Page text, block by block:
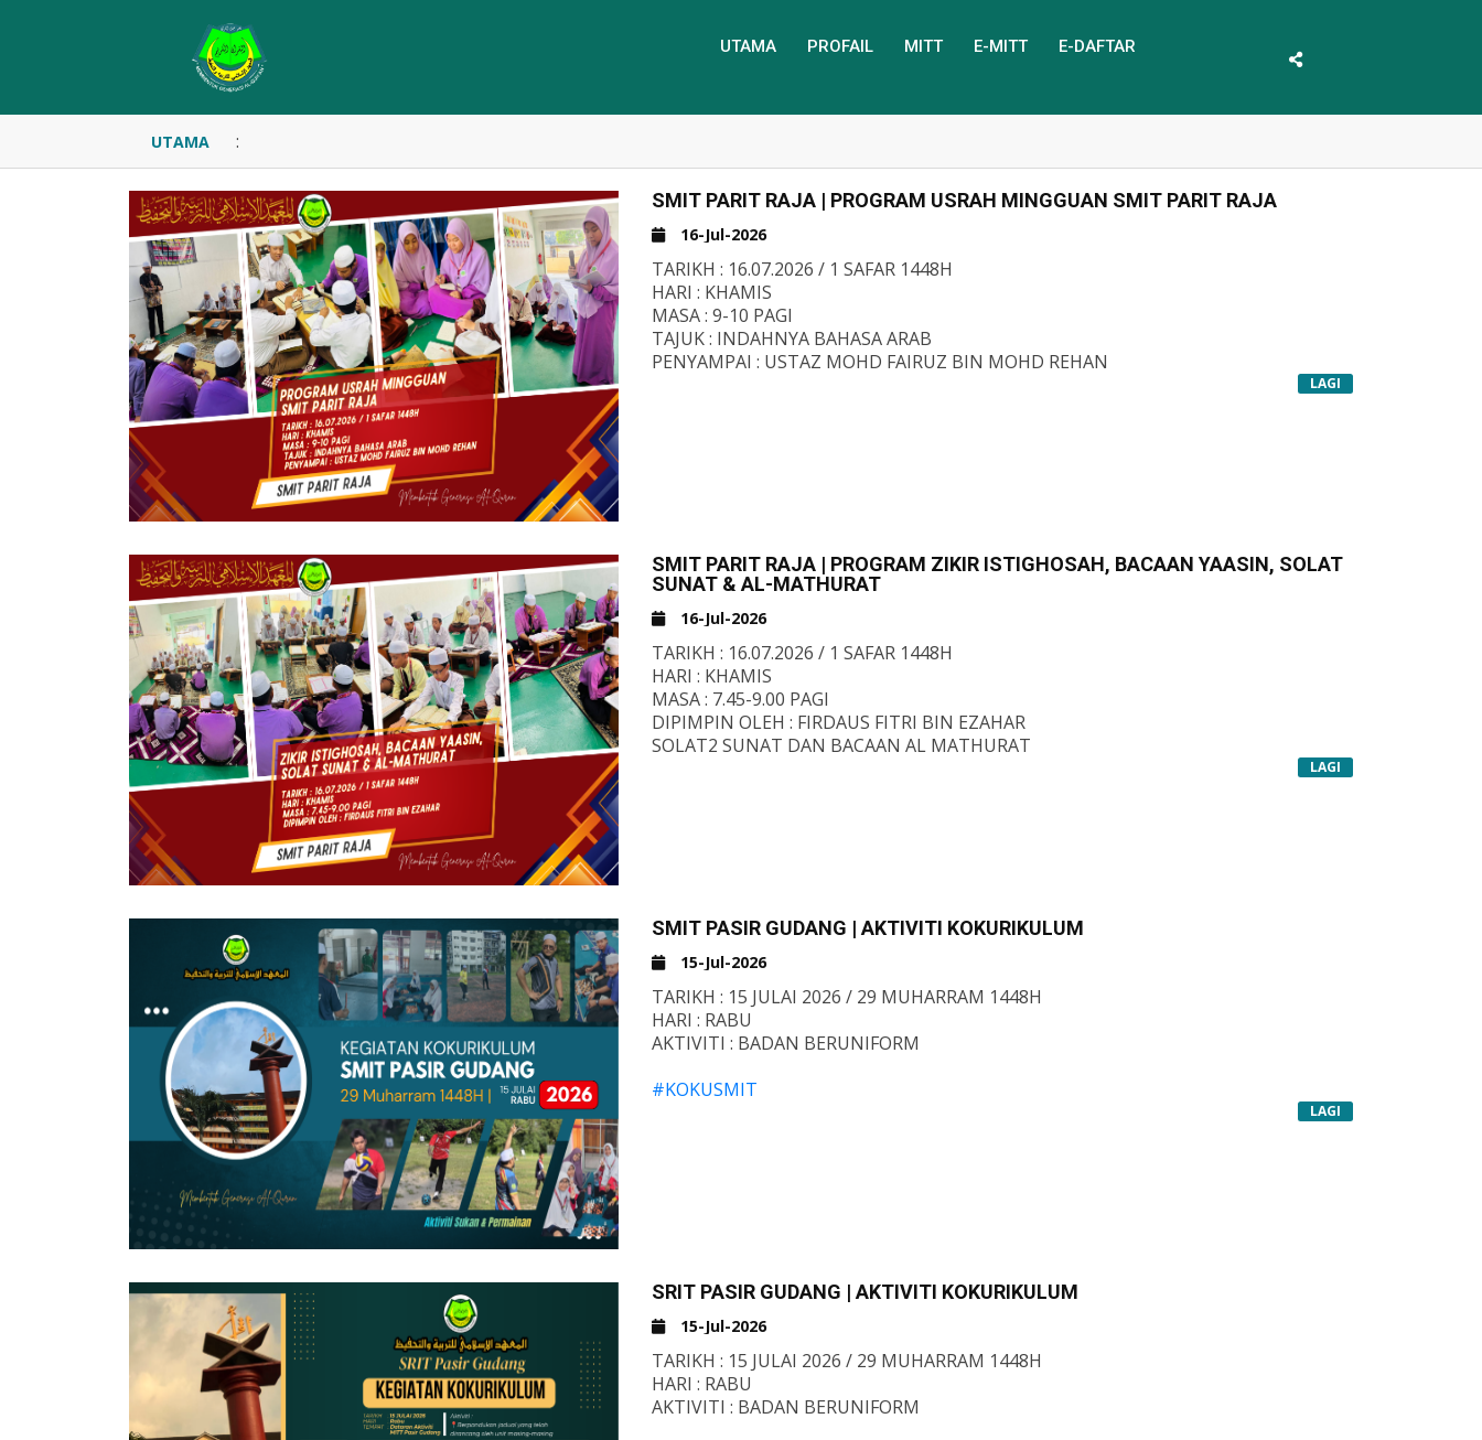
UTAMA PROFAIL MITT E-MITT E-DAFTAR
UTAMA :
SMIT PARIT RAJA | PROGRAM USRAH MINGGUAN SMIT PARIT RAJA
16-Jul-2026
TARIKH : 16.07.2026 / 1 SAFAR 1448H
HARI : KHAMIS
MASA : 9-10 PAGI
TAJUK : INDAHNYA BAHASA ARAB
PENYAMPAI : USTAZ MOHD FAIRUZ BIN MOHD REHAN
LAGI
SMIT PARIT RAJA | PROGRAM ZIKIR ISTIGHOSAH, BACAAN YAASIN, SOLAT
SUNAT & AL-MATHURAT
16-Jul-2026
TARIKH : 16.07.2026 / 1 SAFAR 1448H
HARI : KHAMIS
MASA : 7.45-9.00 PAGI
DIPIMPIN OLEH : FIRDAUS FITRI BIN EZAHAR
SOLAT2 SUNAT DAN BACAAN AL MATHURAT
LAGI
SMIT PASIR GUDANG | AKTIVITI KOKURIKULUM
15-Jul-2026
TARIKH : 15 JULAI 2026 / 29 MUHARRAM 1448H
HARI : RABU
AKTIVITI : BADAN BERUNIFORM
#KOKUSMIT
#MTC
LAGI
SRIT PASIR GUDANG | AKTIVITI KOKURIKULUM
15-Jul-2026
TARIKH : 15 JULAI 2026 / 29 MUHARRAM 1448H
HARI : RABU
AKTIVITI : BADAN BERUNIFORM